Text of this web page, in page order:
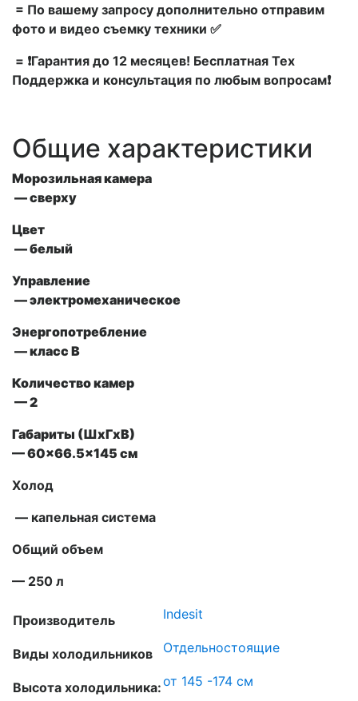
= По вашему запросу дополнительно отправим
фото и видео съемку техники ✅
= ❗Гарантия до 12 месяцев! Бесплатная Тех
Поддержка и консультация по любым вопросам❗
Общие характеристики
Морозильная камера
— сверху
Цвет
— белый
Управление
— электромеханическое
Энергопотребление
— класс В
Количество камер
— 2
Габариты (ШxГxВ)
— 60×66.5×145 см
Холод
— капельная система
Общий объем
— 250 л
Производитель Indesit
Виды холодильников Отдельностоящие
Высота холодильника:от 145 -174 см